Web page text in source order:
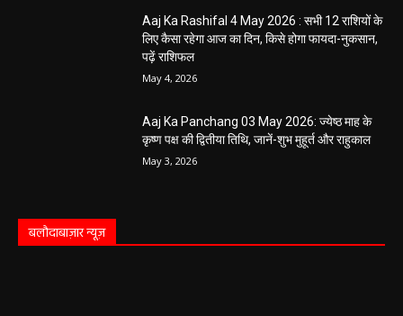
Aaj Ka Rashifal 4 May 2026 : सभी 12 राशियों के
लिए कैसा रहेगा आज का दिन, किसे होगा फायदा-नुकसान,
पढ़ें राशिफल
May 4, 2026
Aaj Ka Panchang 03 May 2026: ज्येष्ठ माह के
कृष्ण पक्ष की द्वितीया तिथि, जानें-शुभ मुहूर्त और राहुकाल
May 3, 2026
बलौदाबाज़ार न्यूज़